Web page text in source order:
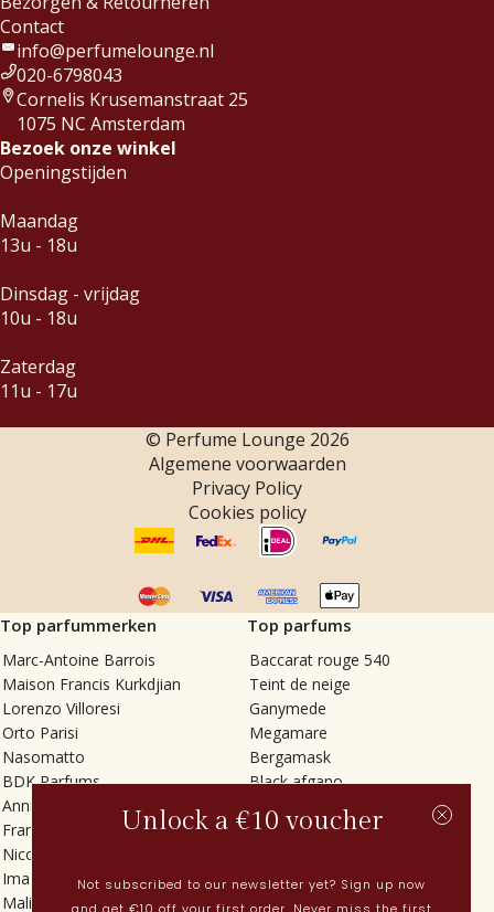
Contact
info@perfumelounge.nl
020-6798043
Cornelis Krusemanstraat 25
1075 NC Amsterdam
Bezoek onze winkel
Openingstijden
Maandag
13u - 18u
Dinsdag - vrijdag
10u - 18u
Zaterdag
11u - 17u
© Perfume Lounge 2026
Algemene voorwaarden
Privacy Policy
Cookies policy
Top parfummerken
Marc-Antoine Barrois
Maison Francis Kurkdjian
Lorenzo Villoresi
Orto Parisi
Nasomatto
BDK Parfums
Annindriya
Francesca Bianchi
Nicolaï
Imaginary Authors
Malin + Goetz
Top parfums
Baccarat rouge 540
Teint de neige
Ganymede
Megamare
Bergamask
Black afgano
Gris charnel
Tilia
Vetiver Rain
In Love with Everything
Unlock a €10 voucher
Not subscribed to our newsletter yet? Sign up now